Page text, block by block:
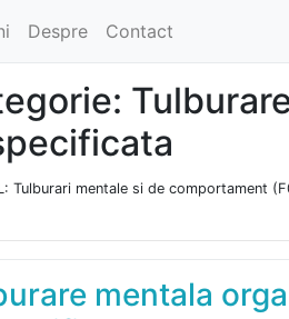
Despre Contact
Tulburari mentale si de comportament
mentala